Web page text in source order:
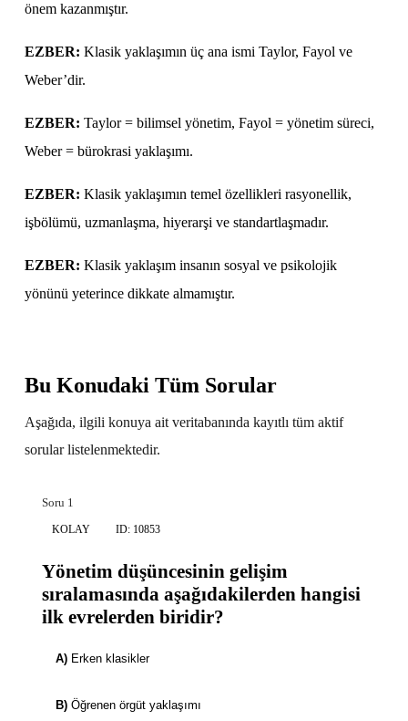
önem kazanmıştır.
EZBER: Klasik yaklaşımın üç ana ismi Taylor, Fayol ve
Weber’dir.
EZBER: Taylor = bilimsel yönetim, Fayol = yönetim süreci,
Weber = bürokrasi yaklaşımı.
EZBER: Klasik yaklaşımın temel özellikleri rasyonellik,
işbölümü, uzmanlaşma, hiyerarşi ve standartlaşmadır.
EZBER: Klasik yaklaşım insanın sosyal ve psikolojik
yönünü yeterince dikkate almamıştır.
Bu Konudaki Tüm Sorular
Aşağıda, ilgili konuya ait veritabanında kayıtlı tüm aktif
sorular listelenmektedir.
Soru 1
KOLAY ID: 10853
Yönetim düşüncesinin gelişim
sıralamasında aşağıdakilerden hangisi
ilk evrelerden biridir?
A) Erken klasikler
B) Öğrenen örgüt yaklaşımı